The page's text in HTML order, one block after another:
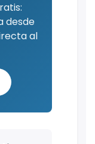
desde
al